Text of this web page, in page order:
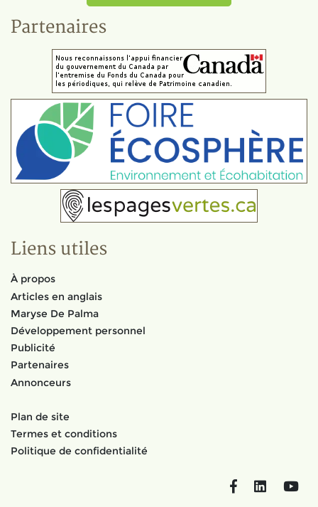
Partenaires
Liens utiles
À propos
Articles en anglais
Maryse De Palma
Développement personnel
Publicité
Partenaires
Annonceurs
Plan de site
Termes et conditions
Politique de confidentialité
FacebookLinkedIn